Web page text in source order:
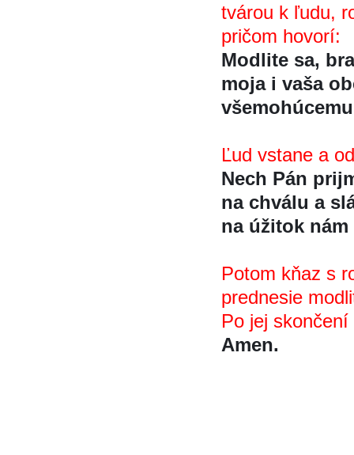
tvárou k ľudu,
pričom hovorí:
Modlite sa,
moja i vaša
Ľud vstane a
Nech Pán
na chválu a
na úžitok
Potom kňaz s
prednesie
Po jej
Amen.